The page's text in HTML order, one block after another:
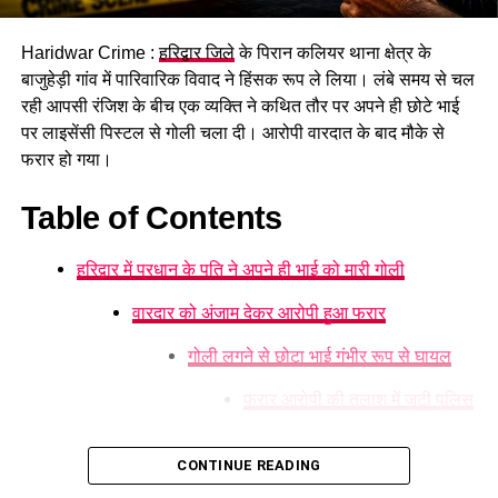
बड़ी कंपनियों के खातों को निशाना बनाता
था गैंग
पूछताछ में ये भी खुलासा हुआ कि गिरोह बड़ी कंपनियों के खातों को निशाना
करता था।
पुलिस के अनुसार मामले में अन्य संदिग्धों की तलाश जारी है। गिरफ्तार
आरोपियों का पहले भी एटीएम फ्रॉड और अन्य गंभीर मामलों में आपराधिक
से एक श्रद्धालु की मौत
Haridwar Crime :हरिद्वार जिलेके पिरान कलियर थाना क्षेत्र के
बाजुहेड़ी गांव में पारिवारिक विवाद ने हिंसक रूप ले लिया। लंबे समय से चल
रही आपसी रंजिश के बीच एक व्यक्ति ने कथित तौर पर अपने ही छोटे भाई
पर लाइसेंसी पिस्टल से गोली चला दी। आरोपी वारदात के बाद मौके से
फरार हो गया।
Table of Contents
हरिद्वार में प्रधान के पति ने अपने ही भाई को मारी गोली
वारदार को अंजाम देकर आरोपी हुआ फरार
गोली लगने से छोटा भाई गंभीर रूप से घायल
CONTINUE READING